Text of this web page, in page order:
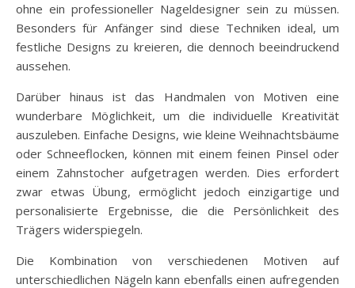
ohne ein professioneller Nageldesigner sein zu müssen.
Besonders für Anfänger sind diese Techniken ideal, um
festliche Designs zu kreieren, die dennoch beeindruckend
aussehen.
Darüber hinaus ist das Handmalen von Motiven eine
wunderbare Möglichkeit, um die individuelle Kreativität
auszuleben. Einfache Designs, wie kleine Weihnachtsbäume
oder Schneeflocken, können mit einem feinen Pinsel oder
einem Zahnstocher aufgetragen werden. Dies erfordert
zwar etwas Übung, ermöglicht jedoch einzigartige und
personalisierte Ergebnisse, die die Persönlichkeit des
Trägers widerspiegeln.
Die Kombination von verschiedenen Motiven auf
unterschiedlichen Nägeln kann ebenfalls einen aufregenden